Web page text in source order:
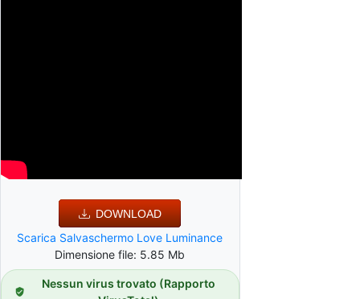
DOWNLOAD
Scarica Salvaschermo Love Luminance
Dimensione file: 5.85 Mb
Nessun virus trovato (Rapporto